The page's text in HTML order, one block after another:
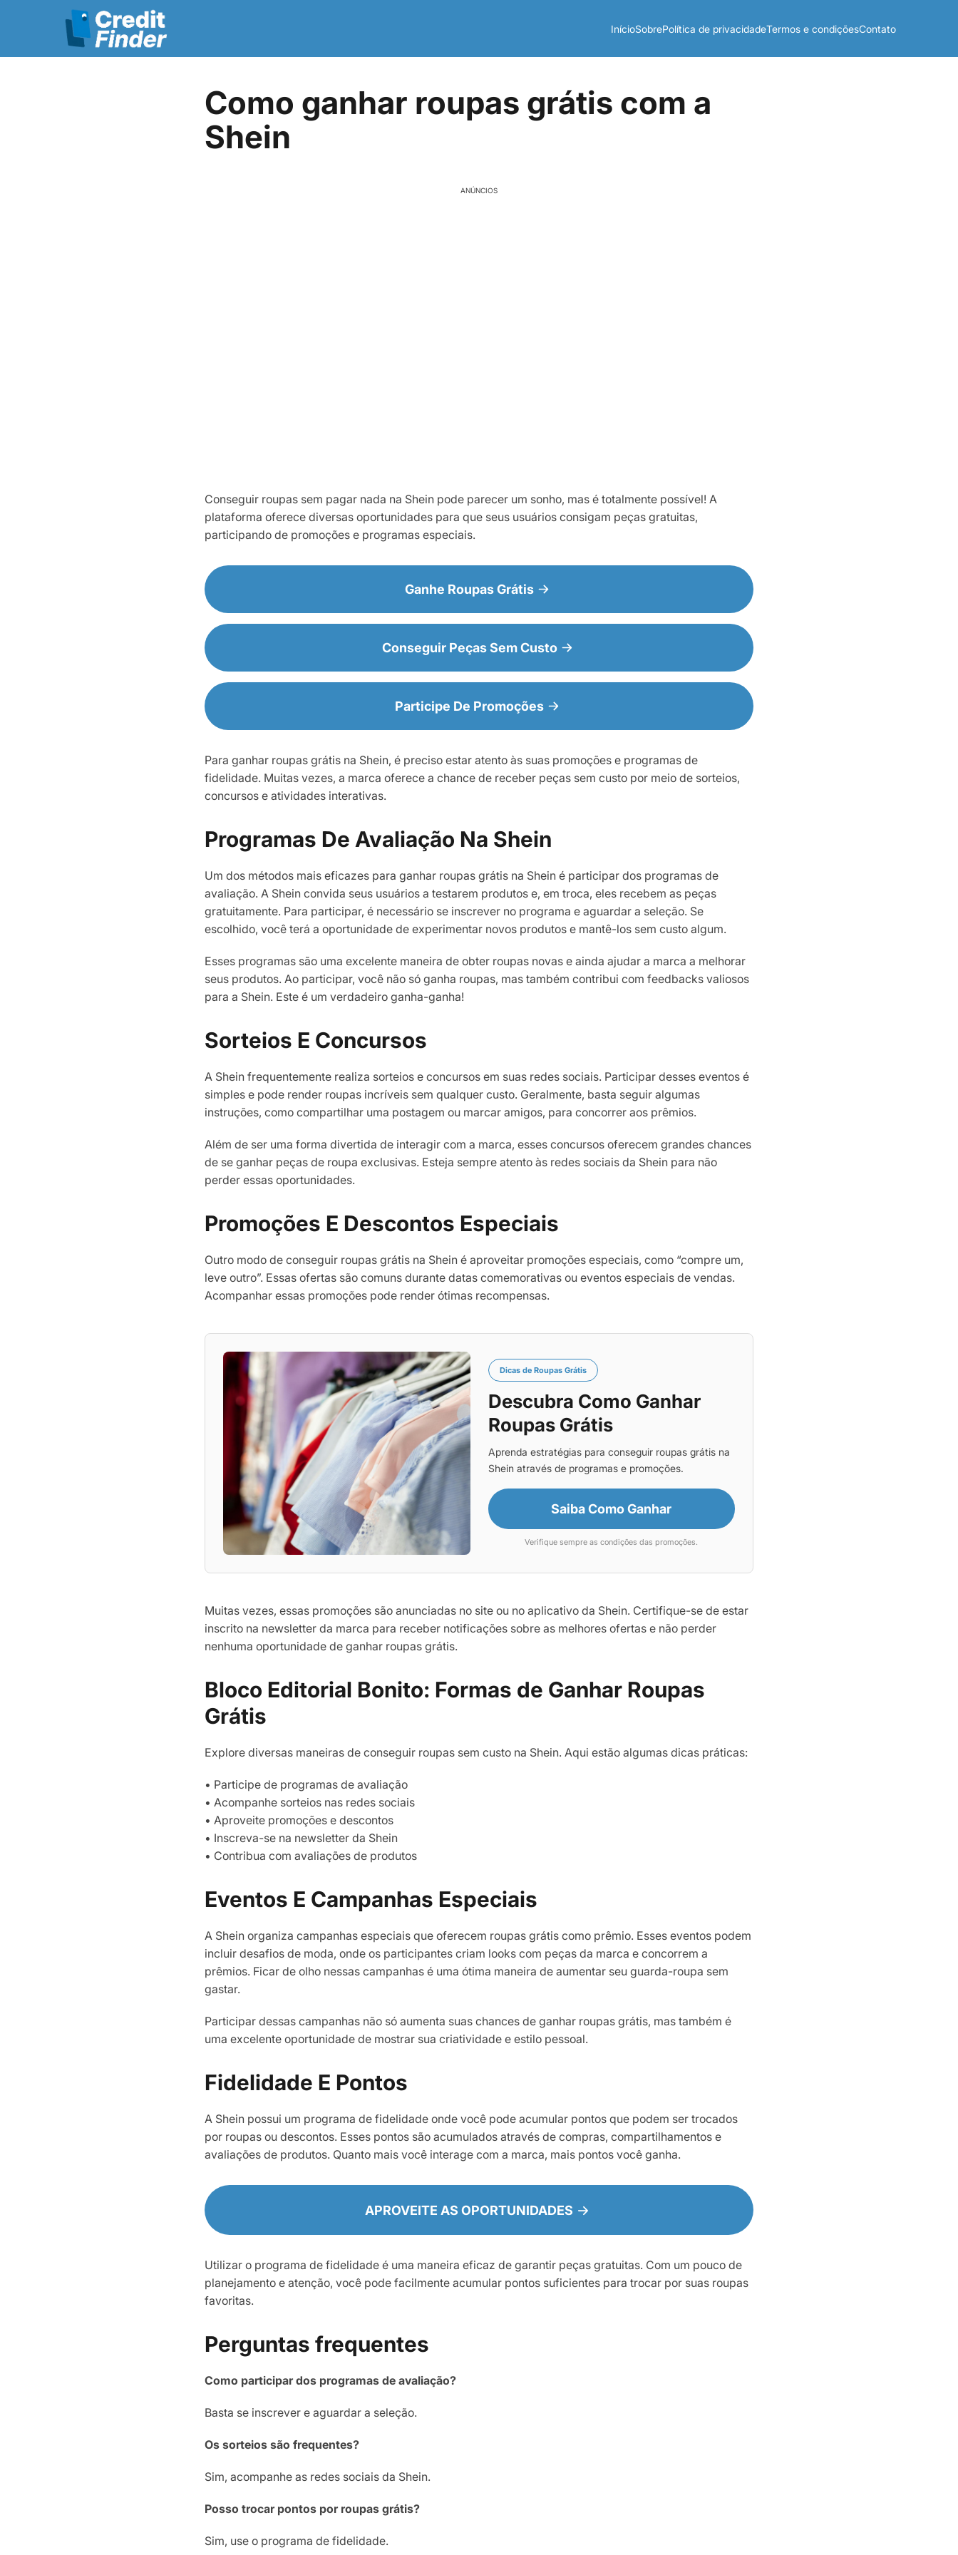
InícioSobrePolítica de privacidadeTermos e condiçõesContato
Como ganhar roupas grátis com a
Shein
ANÚNCIOS
Conseguir roupas sem pagar nada na Shein pode parecer um sonho, mas é totalmente possível! A
plataforma oferece diversas oportunidades para que seus usuários consigam peças gratuitas,
participando de promoções e programas especiais.
Ganhe Roupas Grátis
Conseguir Peças Sem Custo
Participe De Promoções
Para ganhar roupas grátis na Shein, é preciso estar atento às suas promoções e programas de
fidelidade. Muitas vezes, a marca oferece a chance de receber peças sem custo por meio de sorteios,
concursos e atividades interativas.
Programas De Avaliação Na Shein
Um dos métodos mais eficazes para ganhar roupas grátis na Shein é participar dos programas de
avaliação. A Shein convida seus usuários a testarem produtos e, em troca, eles recebem as peças
gratuitamente. Para participar, é necessário se inscrever no programa e aguardar a seleção. Se
escolhido, você terá a oportunidade de experimentar novos produtos e mantê-los sem custo algum.
Esses programas são uma excelente maneira de obter roupas novas e ainda ajudar a marca a melhorar
seus produtos. Ao participar, você não só ganha roupas, mas também contribui com feedbacks valiosos
para a Shein. Este é um verdadeiro ganha-ganha!
Sorteios E Concursos
A Shein frequentemente realiza sorteios e concursos em suas redes sociais. Participar desses eventos é
simples e pode render roupas incríveis sem qualquer custo. Geralmente, basta seguir algumas
instruções, como compartilhar uma postagem ou marcar amigos, para concorrer aos prêmios.
Além de ser uma forma divertida de interagir com a marca, esses concursos oferecem grandes chances
de se ganhar peças de roupa exclusivas. Esteja sempre atento às redes sociais da Shein para não
perder essas oportunidades.
Promoções E Descontos Especiais
Outro modo de conseguir roupas grátis na Shein é aproveitar promoções especiais, como “compre um,
leve outro”. Essas ofertas são comuns durante datas comemorativas ou eventos especiais de vendas.
Acompanhar essas promoções pode render ótimas recompensas.
Dicas de Roupas Grátis
Descubra Como Ganhar
Roupas Grátis
Aprenda estratégias para conseguir roupas grátis na
Shein através de programas e promoções.
Saiba Como Ganhar
Verifique sempre as condições das promoções.
Muitas vezes, essas promoções são anunciadas no site ou no aplicativo da Shein. Certifique-se de estar
inscrito na newsletter da marca para receber notificações sobre as melhores ofertas e não perder
nenhuma oportunidade de ganhar roupas grátis.
Bloco Editorial Bonito: Formas de Ganhar Roupas
Grátis
Explore diversas maneiras de conseguir roupas sem custo na Shein. Aqui estão algumas dicas práticas:
• Participe de programas de avaliação
• Acompanhe sorteios nas redes sociais
• Aproveite promoções e descontos
• Inscreva-se na newsletter da Shein
• Contribua com avaliações de produtos
Eventos E Campanhas Especiais
A Shein organiza campanhas especiais que oferecem roupas grátis como prêmio. Esses eventos podem
incluir desafios de moda, onde os participantes criam looks com peças da marca e concorrem a
prêmios. Ficar de olho nessas campanhas é uma ótima maneira de aumentar seu guarda-roupa sem
gastar.
Participar dessas campanhas não só aumenta suas chances de ganhar roupas grátis, mas também é
uma excelente oportunidade de mostrar sua criatividade e estilo pessoal.
Fidelidade E Pontos
A Shein possui um programa de fidelidade onde você pode acumular pontos que podem ser trocados
por roupas ou descontos. Esses pontos são acumulados através de compras, compartilhamentos e
avaliações de produtos. Quanto mais você interage com a marca, mais pontos você ganha.
APROVEITE AS OPORTUNIDADES
Utilizar o programa de fidelidade é uma maneira eficaz de garantir peças gratuitas. Com um pouco de
planejamento e atenção, você pode facilmente acumular pontos suficientes para trocar por suas roupas
favoritas.
Perguntas frequentes
Como participar dos programas de avaliação?
Basta se inscrever e aguardar a seleção.
Os sorteios são frequentes?
Sim, acompanhe as redes sociais da Shein.
Posso trocar pontos por roupas grátis?
Sim, use o programa de fidelidade.